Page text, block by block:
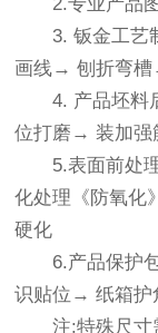
3. 钣金工艺
画线→ 刨折弯
4. 产品坯料
位打磨→ 装加
5.表面前处理
化处理《防氧
硬化
6.产品保护包
识贴位→ 纸箱
注:特殊尺寸需